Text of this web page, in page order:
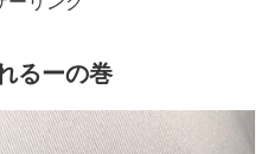
るーの巻